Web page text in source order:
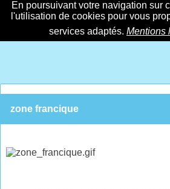
En poursuivant votre navigation sur
l'utilisation de cookies pour vous
services adaptés. Mentions
zone francique